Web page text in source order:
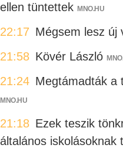
ellen tüntettek MNO.HU
22:17 Mégsem lesz új
21:58 Kövér László
21:24 Megtámadták a
MNO.HU
21:18 Ezek teszik
általános